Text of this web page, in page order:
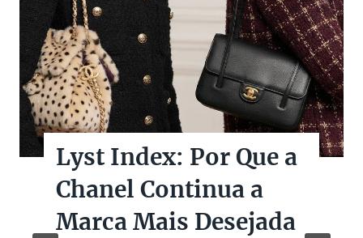
Lyst Index: Por Que a
Chanel Continua a
Marca Mais Desejada